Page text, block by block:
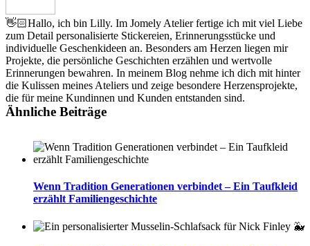
👋🏻Hallo, ich bin Lilly. Im Jomely Atelier fertige ich mit viel Liebe
zum Detail personalisierte Stickereien, Erinnerungsstücke und
individuelle Geschenkideen an. Besonders am Herzen liegen mir
Projekte, die persönliche Geschichten erzählen und wertvolle
Erinnerungen bewahren. In meinem Blog nehme ich dich mit hinter
die Kulissen meines Ateliers und zeige besondere Herzensprojekte,
die für meine Kundinnen und Kunden entstanden sind.
Ähnliche Beiträge
Wenn Tradition Generationen verbindet – Ein Taufkleid
erzählt Familiengeschichte